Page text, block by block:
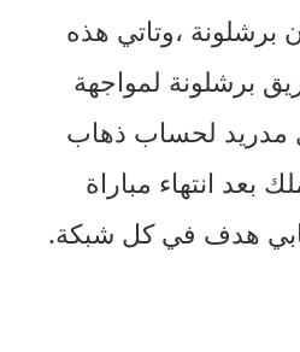
،وتاتي هذه
برشلونة لمواجهة
مدريد لحساب ذهاب
بعد انتهاء مباراة
هدف في كل شبكة.